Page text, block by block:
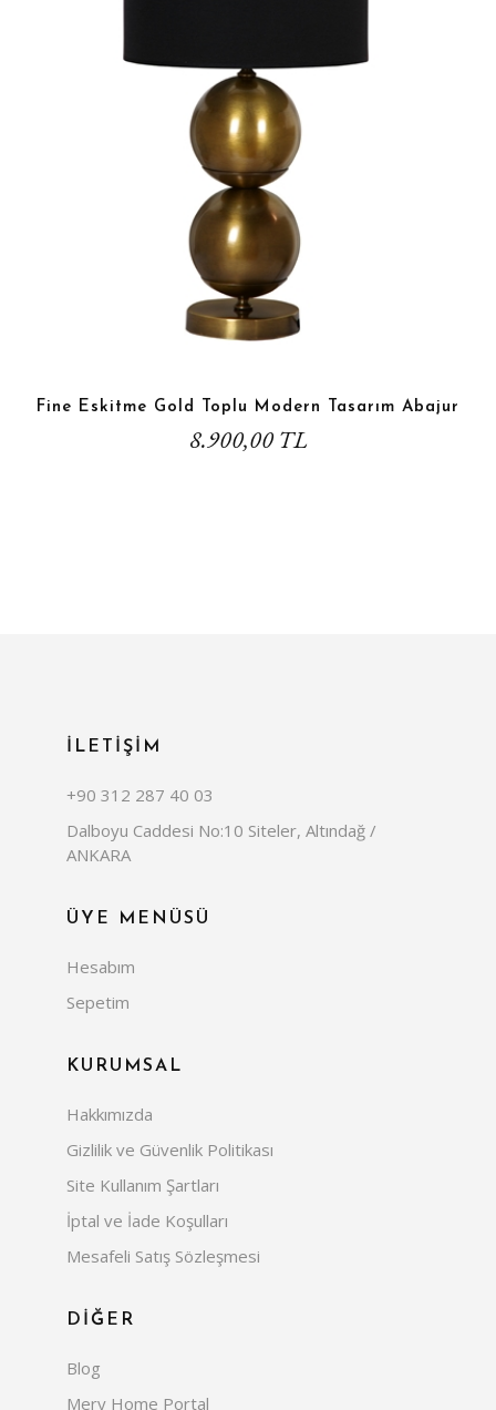
Fine Eskitme Gold Toplu Modern Tasarım Abajur
8.900,00 TL
İLETİŞİM
+90 312 287 40 03
Dalboyu Caddesi No:10 Siteler, Altındağ /
ANKARA
ÜYE MENÜSÜ
Hesabım
Sepetim
KURUMSAL
Hakkımızda
Gizlilik ve Güvenlik Politikası
Site Kullanım Şartları
İptal ve İade Koşulları
Mesafeli Satış Sözleşmesi
DİĞER
Blog
Mery Home Portal